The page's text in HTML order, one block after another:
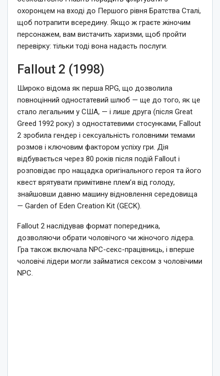
охоронцем на вході до Першого рівня Братства Сталі,
щоб потрапити всередину. Якщо ж граєте жіночим
персонажем, вам вистачить харизми, щоб пройти
перевірку: тільки тоді вона надасть послуги.
Fallout 2 (1998)
Широко відома як перша RPG, що дозволила
повноцінний одностатевий шлюб — ще до того, як це
стало легальним у США, — і лише друга (після Great
Greed 1992 року) з одностатевими стосунками, Fallout
2 зробила гендер і сексуальність головними темами
розмов і ключовим фактором успіху гри. Дія
відбувається через 80 років після подій Fallout і
розповідає про нащадка оригінального героя та його
квест врятувати примітивне плем’я від голоду,
знайшовши давню машину відновлення середовища
— Garden of Eden Creation Kit (GECK).
Fallout 2 наслідував формат попередника,
дозволяючи обрати чоловічого чи жіночого лідера.
Гра також включала NPC-секс-працівниць, і вперше
чоловічі лідери могли займатися сексом з чоловічими
NPC.